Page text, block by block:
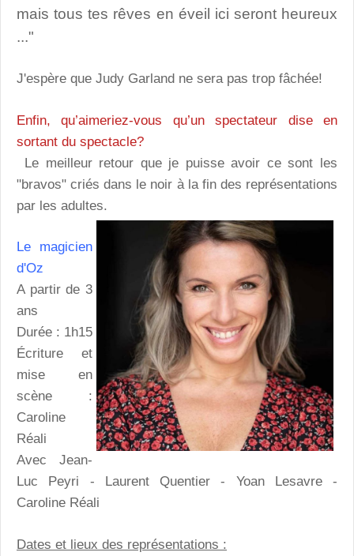
mais tous tes rêves en éveil ici seront heureux
..."
J'espère que Judy Garland ne sera pas trop fâchée!
Enfin, qu’aimeriez-vous qu’un spectateur dise en
sortant du spectacle?
Le meilleur retour que je puisse avoir ce sont les
"bravos" criés dans le noir à la fin des représentations
par les adultes.
Le magicien
d'Oz
A partir de 3
ans
Durée : 1h15
Écriture et
mise en
scène :
Caroline
Réali
Avec Jean-
Luc Peyri - Laurent Quentier - Yoan Lesavre -
Caroline Réali
Dates et lieux des représentations :